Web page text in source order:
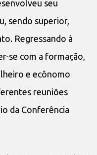
seu
sendo superior,
Regressando à
se com a formação,
e ecônomo
reuniões
da Conferência